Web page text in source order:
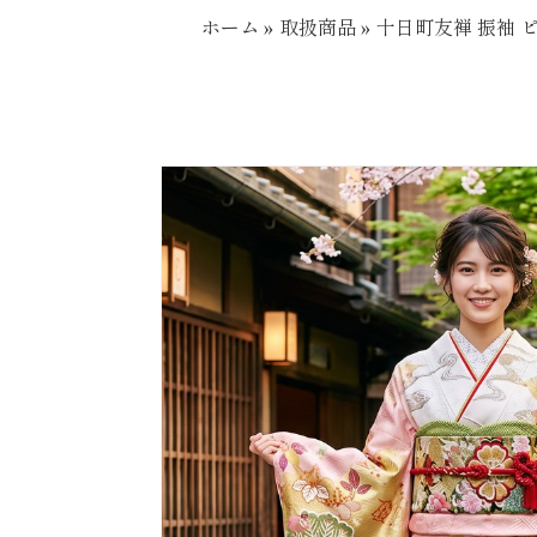
ホーム » 取扱商品» 十日町友禅 振袖